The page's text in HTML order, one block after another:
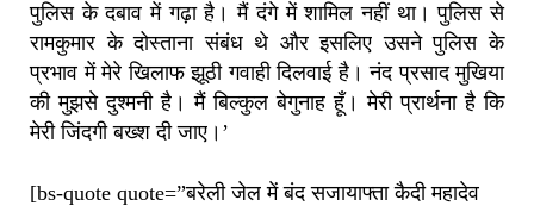
पुलिस के दबाव में गढ़ा है। मैं दंगे में शामिल नहीं था। पुलिस से
रामकुमार के दोस्ताना संबंध थे और इसलिए उसने पुलिस के
प्रभाव में मेरे खिलाफ झूठी गवाही दिलवाई है। नंद प्रसाद मुखिया
की मुझसे दुश्मनी है। मैं बिल्कुल बेगुनाह हूँ। मेरी प्रार्थना है कि
मेरी जिंदगी बख्श दी जाए।’
[bs-quote quote=”बरेली जेल में बंद सजायाफ्ता कैदी महादेव